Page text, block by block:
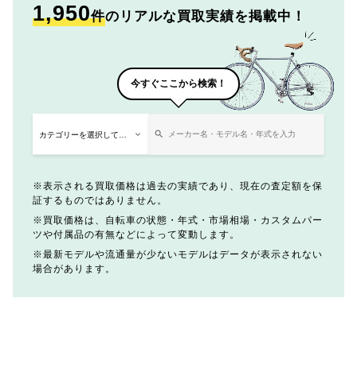
1,950件のリアルな買取実績を掲載中！
今すぐここから検索！
表示される買取価格は過去の実績であり、現在の査定額を保
証するものではありません。
買取価格は、自転車の状態・年式・市場相場・カスタムパー
ツや付属品の有無などによって変動します。
最新モデルや流通量が少ないモデルはデータが表示されない
場合があります。